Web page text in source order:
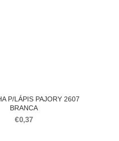
P/LÁPIS PAJORY 2607
BRANCA
€0,37